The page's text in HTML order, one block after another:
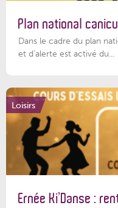
Plan national
Dans le cadre du plan
et d’alerte est activé du...
Loisirs
Ernée Ki’Danse :